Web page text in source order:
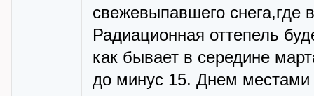
свежевыпавшего снега,где
Радиационная оттепель
как бывает в середине
до минус 15. Днем местами